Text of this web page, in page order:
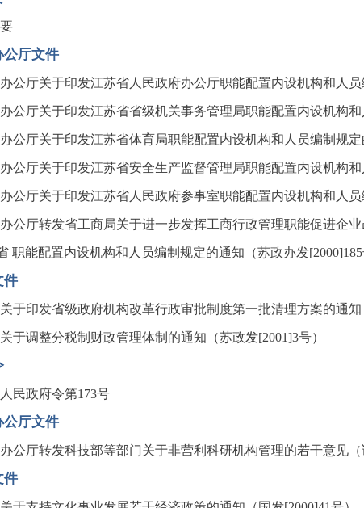
公厅文件
公厅关于印发江苏省人民政府办公厅职能配置内设机构和人员
公厅关于印发江苏省省级机关事务管理局职能配置内设机构和
公厅关于印发江苏省体育局职能配置内设机构和人员编制规定
公厅关于印发江苏省安全生产监督管理局职能配置内设机构和
公厅关于印发江苏省人民政府参事室职能配置内设机构和人员
公厅转发省工商局关于进一步发挥工商行政管理职能促进企
职能配置内设机构和人员编制规定的通知（苏政办发[2000]185
件
于印发省级政府机构改革行政审批制度第一批清理方案的通知
于调整分税制财政管理体制的通知（苏政发[2001]3号）
民政府令第173号
公厅文件
公厅转发科技部等部门关于非营利科研机构管理的若干意见（
件